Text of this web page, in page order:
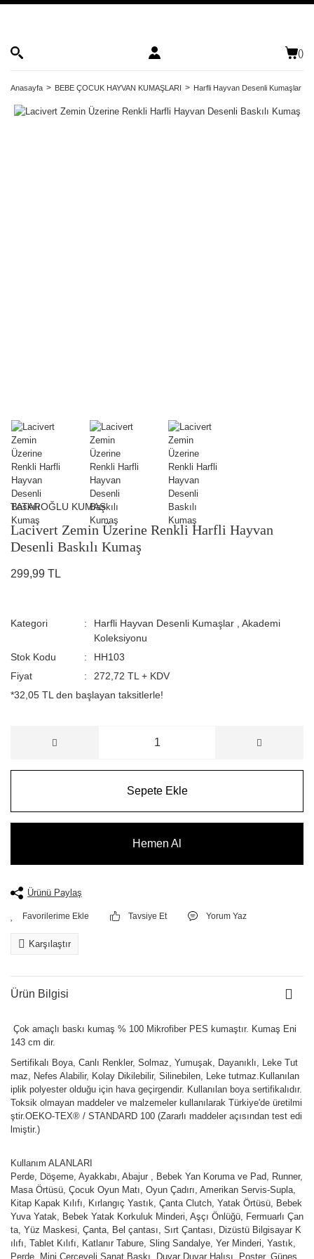
()
Anasayfa BEBE ÇOCUK HAYVAN KUMAŞLARI Harfli Hayvan Desenli Kumaşlar
TATAROĞLU KUMAŞ
Lacivert Zemin Üzerine Renkli Harfli Hayvan
Desenli Baskılı Kumaş
299,99 TL
Kategori Harfli Hayvan Desenli Kumaşlar
Akademi
Koleksiyonu
Stok Kodu
HH103
Fiyat
272,72 TL + KDV
*32,05 TL den başlayan taksitlerle!
Sepete Ekle
Hemen Al
Ürünü Paylaş
Tavsiye Et Yorum Yaz
Karşılaştır
Ürün Bilgisi
Çok amaçlı baskı kumaş % 100 Mikrofiber PES kumaştır. Kumaş Eni
143 cm dir.
Sertifikalı Boya, Canlı Renkler, Solmaz, Yumuşak, Dayanıklı, Leke Tut
maz, Nefes Alabilir, Kolay Dikilebilir, Silinebilen, Leke tutmaz.Kullanılan
iplik polyester olduğu için hava geçirgendir. Kullanılan boya sertifikalıdır.
Toksik olmayan maddeler ve malzemeler kullanılarak Türkiye'de üretilmi
ştir.OEKO-TEX® / STANDARD 100 (Zararlı maddeler açısından test edi
lmiştir.)
Kullanım ALANLARI
Perde, Döşeme, Ayakkabı, Abajur , Bebek Yan Koruma ve Pad, Runner,
Masa Örtüsü, Çocuk Oyun Matı, Oyun Çadırı, Amerikan Servis-Supla,
Kitap Kapak Kılıfı, Kırlangıç Yastık, Çanta Clutch, Yatak Örtüsü, Bebek
Yuva Yatak, Bebek Yatak Korkuluk Minderi, Aşçı Önlüğü, Fermuarlı Çan
ta, Yüz Maskesi, Çanta, Bel çantası, Sırt Çantası, Dizüstü Bilgisayar K
ılıfı, Tablet Kılıfı, Katlanır Tabure, Sling Sandalye, Yer Minderi, Yastık,
Perde, Mini Çerçeveli Sanat Baskı, Duvar Duvar Halısı, Poster, Güneş